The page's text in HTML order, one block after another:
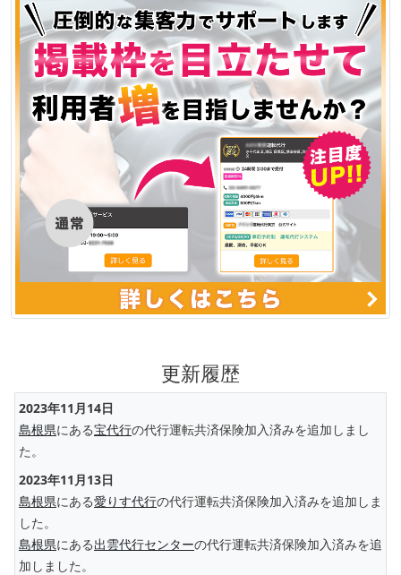
更新履歴
2023年11月14日
島根県にある宝代行の代行運転共済保険加入済みを追加しまし
た。
2023年11月13日
島根県にある愛りす代行の代行運転共済保険加入済みを追加しま
した。
島根県にある出雲代行センターの代行運転共済保険加入済みを追
加しました。